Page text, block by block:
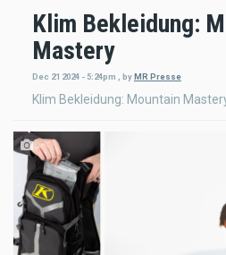
Klim Bekleidung:
Mastery
Dec 21 2024 - 5:24pm , by MR Presse
Klim Bekleidung: Mountain